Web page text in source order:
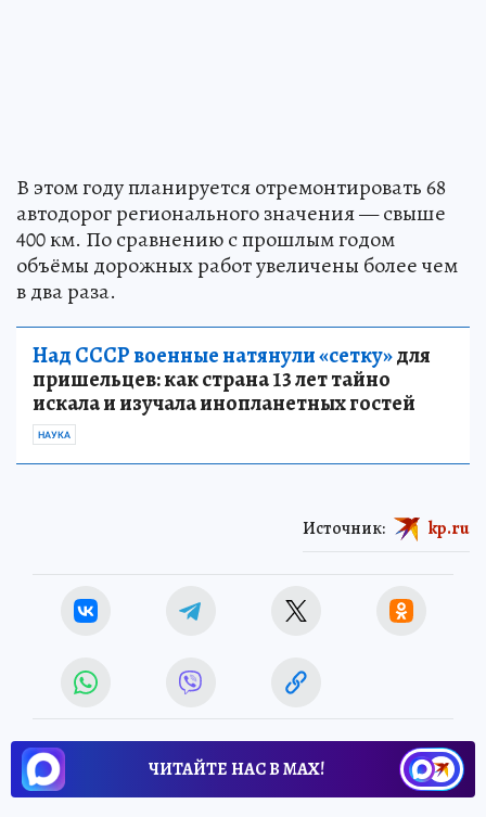
В этом году планируется отремонтировать 68
автодорог регионального значения — свыше
400 км. По сравнению с прошлым годом
объёмы дорожных работ увеличены более чем
в два раза.
Над СССР военные натянули «сетку»для
пришельцев: как страна 13 лет тайно
искала и изучала инопланетных гостей